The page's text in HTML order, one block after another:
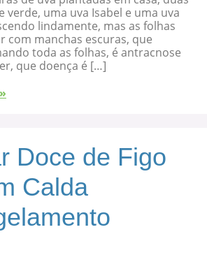
verde, uma uva Isabel e uma uva
lindamente, mas as folhas
com manchas escuras, que
toda as folhas, é antracnose
que doença é […]
Doce de Figo
Calda